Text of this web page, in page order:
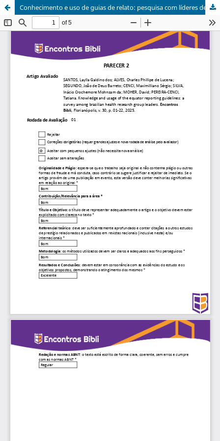
Conhecimento e uso de guias de relato: pesquisa com líderes de grupos de pesquisa em saúde no Brasil